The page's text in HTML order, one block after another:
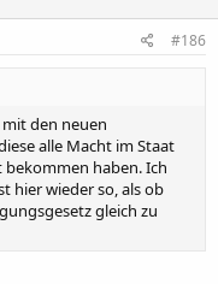
#186
den neuen
alle Macht im Staat
haben. Ich
hier wieder so, als ob
gleich zu